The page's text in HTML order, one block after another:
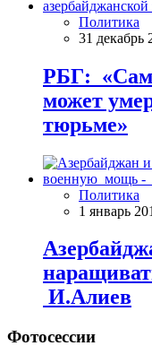
Политика
31 декабрь
РБГ:
может
тюрьме»
Политика
1 январь
И.Алиев
Фотосессии